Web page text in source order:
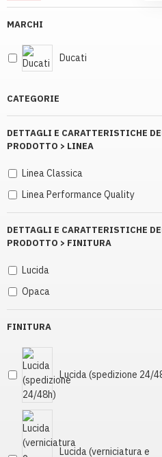
CATEGORIE
MARCHI
Ducati
DETTAGLI E CARATTERISTICHE
PRODOTTO > LINEA
Linea Classica
Linea Performance Quality
DETTAGLI E CARATTERISTICHE
PRODOTTO > FINITURA
Lucida
Opaca
FINITURA
Lucida (spedizione 24/
Lucida (verniciatura e